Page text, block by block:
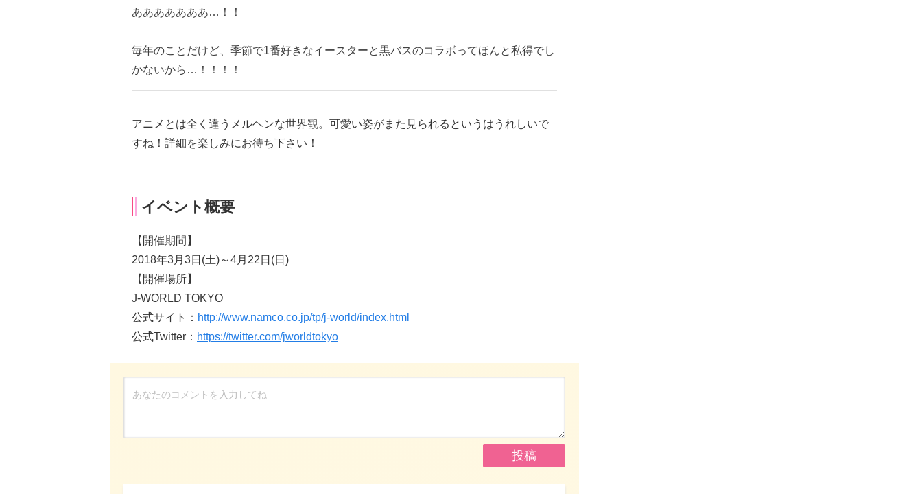
あああああああ…！！
毎年のことだけど、季節で1番好きなイースターと黒バスのコラボってほんと私得でし
かないから…！！！！
アニメとは全く違うメルヘンな世界観。可愛い姿がまた見られるというはうれしいで
すね！詳細を楽しみにお待ち下さい！
イベント概要
【開催期間】
2018年3月3日(土)～4月22日(日)
【開催場所】
J-WORLD TOKYO
公式サイト： http://www.namco.co.jp/tp/j-world/index.html
公式Twitter： https://twitter.com/jworldtokyo